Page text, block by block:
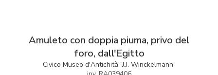
Amuleto con doppia piuma, privo del
foro, dall'Egitto
Civico Museo d'Antichità “J.J. Winckelmann”